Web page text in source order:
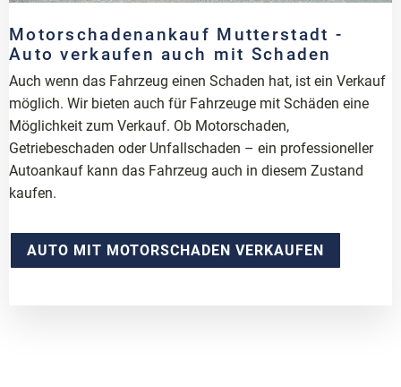
Motorschadenankauf Mutterstadt -
Auto verkaufen auch mit Schaden
Auch wenn das Fahrzeug einen Schaden hat, ist ein Verkauf
möglich. Wir bieten auch für Fahrzeuge mit Schäden eine
Möglichkeit zum Verkauf. Ob Motorschaden,
Getriebeschaden oder Unfallschaden – ein professioneller
Autoankauf kann das Fahrzeug auch in diesem Zustand
kaufen.
AUTO MIT MOTORSCHADEN VERKAUFEN